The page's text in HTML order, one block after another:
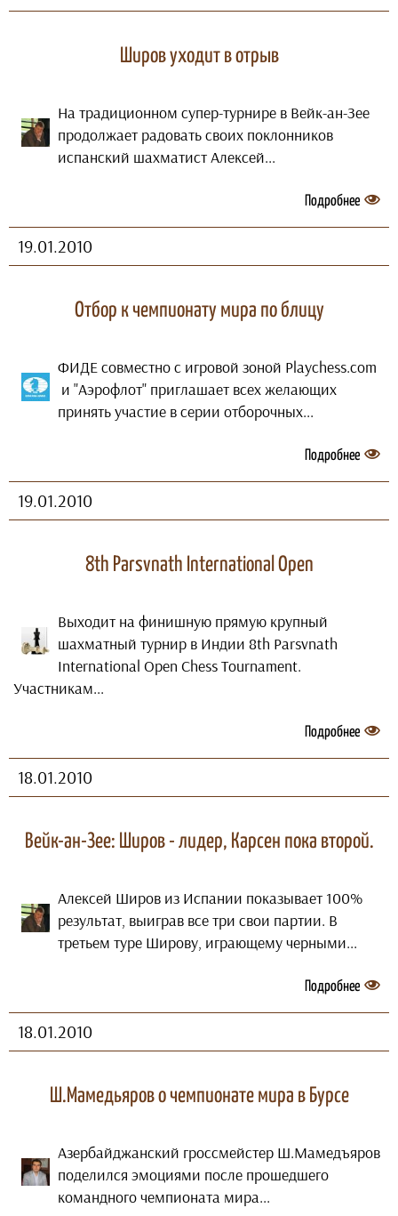
Широв уходит в отрыв
На традиционном супер-турнире в Вейк-ан-Зее
продолжает радовать своих поклонников
испанский шахматист Алексей...
Подробнее
19.01.2010
Отбор к чемпионату мира по блицу
ФИДЕ совместно с игровой зоной Playchess.com
и "Аэрофлот" приглашает всех желающих
принять участие в серии отборочных...
Подробнее
19.01.2010
8th Parsvnath International Open
Выходит на финишную прямую крупный
шахматный турнир в Индии 8th Parsvnath
International Open Chess Tournament.
Участникам...
Подробнее
18.01.2010
Вейк-ан-Зее: Широв - лидер, Карсен пока второй.
Алексей Широв из Испании показывает 100%
результат, выиграв все три свои партии. В
третьем туре Широву, играющему черными...
Подробнее
18.01.2010
Ш.Мамедьяров о чемпионате мира в Бурсе
Азербайджанский гроссмейстер Ш.Мамедъяров
поделился эмоциями после прошедшего
командного чемпионата мира...